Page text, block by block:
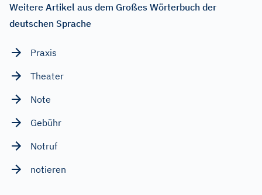
Weitere Artikel aus dem Großes Wörterbuch der
deutschen Sprache
Praxis
Theater
Note
Gebühr
Notruf
notieren